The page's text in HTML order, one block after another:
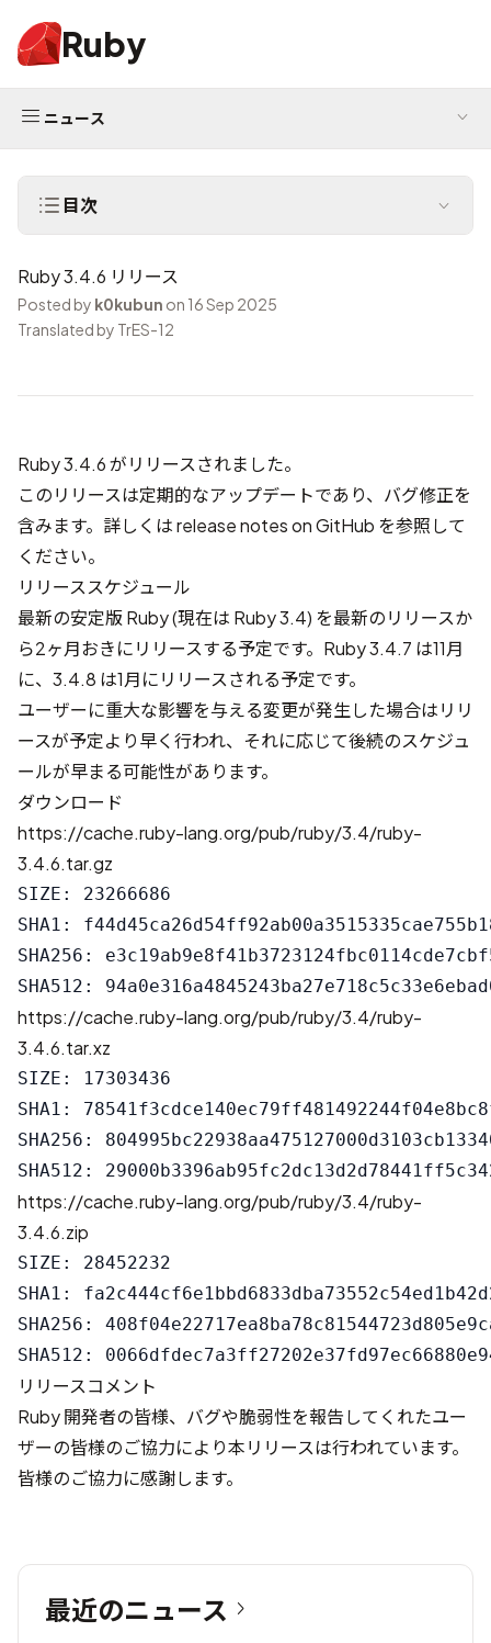
Ruby
ニュース
目次
Ruby 3.4.6 リリース
Posted by k0kubun on 16 Sep 2025
Translated by TrES-12
Ruby 3.4.6 がリリースされました。
このリリースは定期的なアップデートであり、バグ修正を
含みます。詳しくはrelease notes on GitHub を参照して
ください。
リリーススケジュール
最新の安定版 Ruby (現在は Ruby 3.4) を最新のリリースか
ら2ヶ月おきにリリースする予定です。Ruby 3.4.7 は11月
に、3.4.8 は1月にリリースされる予定です。
ユーザーに重大な影響を与える変更が発生した場合はリリ
ースが予定より早く行われ、それに応じて後続のスケジュ
ールが早まる可能性があります。
ダウンロード
https://cache.ruby-lang.org/pub/ruby/3.4/ruby-
3.4.6.tar.gz
SIZE: 23266686
SHA1:
SHA256:
https://cache.ruby-lang.org/pub/ruby/3.4/ruby-
3.4.6.tar.xz
SIZE: 17303436
SHA1:
SHA256:
https://cache.ruby-lang.org/pub/ruby/3.4/ruby-
3.4.6.zip
SIZE: 28452232
SHA1:
SHA256:
リリースコメント
Ruby 開発者の皆様、バグや脆弱性を報告してくれたユー
ザーの皆様のご協力により本リリースは行われています。
皆様のご協力に感謝します。
最近のニュース